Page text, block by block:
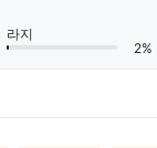
라지
2%